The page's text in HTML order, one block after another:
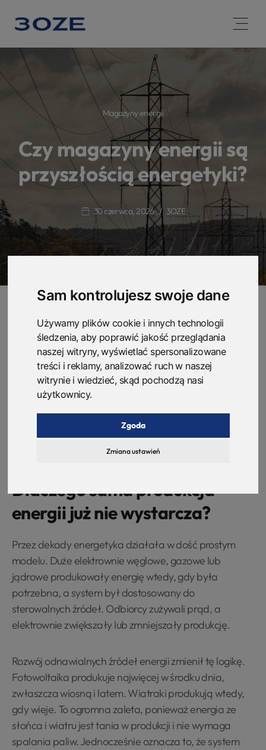
Sam kontrolujesz swoje dane
Używamy plików cookie i innych technologii
śledzenia, aby poprawić jakość przeglądania
naszej witryny, wyświetlać spersonalizowane
treści i reklamy, analizować ruch w naszej
witrynie i wiedzieć, skąd pochodzą nasi
użytkownicy.
Zgoda
Zmiana ustawień
Open
Magazyny energii
Czy magazyny energii są
przyszłością energetyki?
30 czerwca, 2026 3OZE
Magazyny energii jeszcze kilka lat temu były
traktowane jako drogi dodatek do fotowoltaiki. Dziś
coraz częściej mówi się o nich jako o jednym z
najważniejszych elementów nowoczesnej energetyki.
Powód jest prosty: system elektroenergetyczny musi nie
tylko produkować coraz więcej czystej energii, ale też
umieć ją przechowywać, bilansować i wykorzystywać
wtedy, gdy jest najbardziej potrzebna.
Dlaczego sama produkcja
energii już nie wystarcza?
Przez dekady energetyka działała w dość prostym
modelu. Duże elektrownie węglowe, gazowe lub
jądrowe produkowały energię wtedy, gdy była
potrzebna, a system był dostosowany do
sterowalnych źródeł. Odbiorcy zużywali prąd, a
elektrownie zwiększały lub zmniejszały produkcję.
Rozwój odnawialnych źródeł energii zmienił tę logikę.
Fotowoltaika produkuje najwięcej w środku dnia,
zwłaszcza wiosną i latem. Wiatraki produkują wtedy,
gdy wieje. To ogromna zaleta, ponieważ energia ze
słońca i wiatru jest tania w produkcji i nie wymaga
spalania paliw. Jednocześnie oznacza to, że system